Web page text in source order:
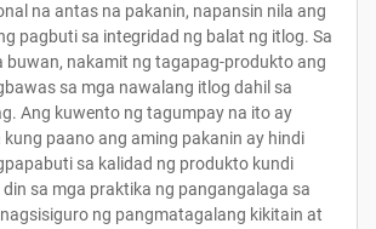
na antas na pakanin, napansin nila ang
pagbuti sa integridad ng balat ng itlog. Sa
buwan, nakamit ng tagapag-produkto ang
sa mga nawalang itlog dahil sa
Ang kuwento ng tagumpay na ito ay
paano ang aming pakanin ay hindi
sa kalidad ng produkto kundi
sa mga praktika ng pangangalaga sa
ng pangmatagalang kikitain at